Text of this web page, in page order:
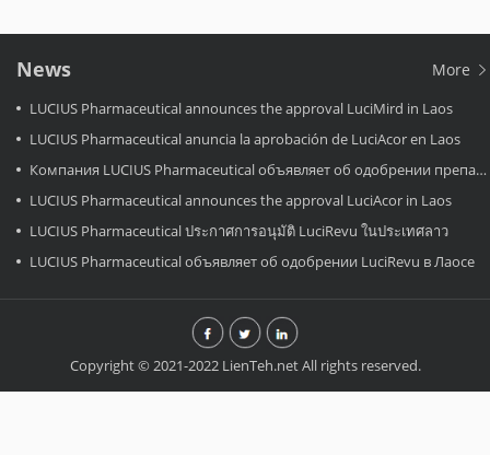
News More
LUCIUS Pharmaceutical announces the approval LuciMird in Laos
LUCIUS Pharmaceutical anuncia la aprobación de LuciAcor en Laos
Компания LUCIUS Pharmaceutical объявляет об одобрении препарата LuciAcor в Лаосе.
LUCIUS Pharmaceutical announces the approval LuciAcor in Laos
LUCIUS Pharmaceutical ประกาศการอนุมัติ LuciRevu ในประเทศลาว
LUCIUS Pharmaceutical объявляет об одобрении LuciRevu в Лаосе
Copyright © 2021-2022 LienTeh.net All rights reserved.